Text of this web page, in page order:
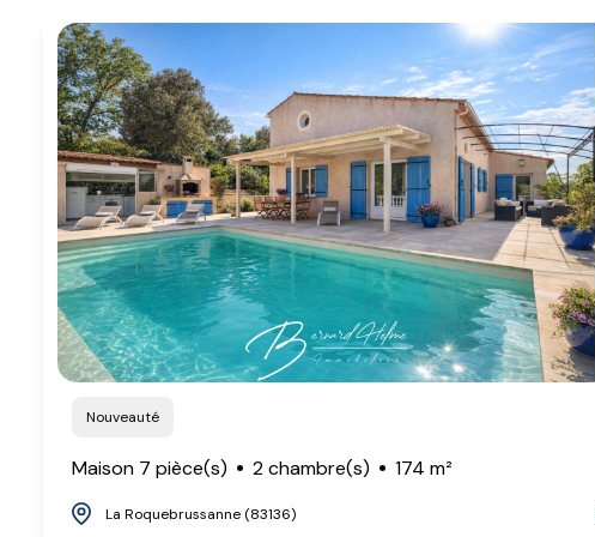
Nouveauté
Maison 7 pièce(s) 2 chambre(s) 174 m²
La Roquebrussanne (83136)